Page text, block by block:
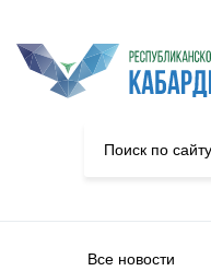
Все новости